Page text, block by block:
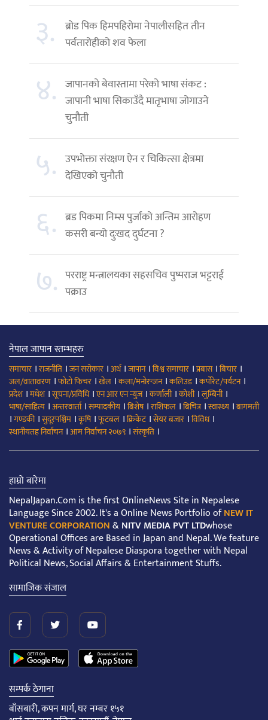
३.
ब्रोड पिक हिमपहिरोमा नेपालीसहित तीन
पर्वतारोहीको शव फेला
४. जापानको बेवास्तामा परेको भाषा संकट :
जापानी भाषा सिकाउँदै मातृभाषा जोगाउने
चुनौती
५. उपभोक्ता संरक्षण ऐन र चिकित्सा क्षेत्रमा
देखिएको चुनौती
६. ब्रड पिकमा निम्स पुर्जाको अन्तिम आरोहण
कसरी बन्यो दुःखद दुर्घटना ?
७. परराष्ट्र मन्त्रालयका सहसचिव पुष्पराज भट्टराई
पक्राउ
नेपाल जापान स्तम्भहरु
समाचार ।राजनीति ।जन सरोकार ।अर्थ।जापान।विश्व समाचार ।प्रबास।बिचार ।
जल/वातावरण ।फोटो फिचर ।खेल ।कला/मनोरन्जन।कलिउड।कर्पोरेट/पर्यटन।
प्रदेश।मधेश।सूचना/प्रविधि।एन आर एन न्युज।कर्णाली।कोशी।लुम्बिनी।
भाषा/साहित्य ।अन्तरवार्ता।सम्पादकीय ।बिशेष।राशिफल ।बिचित्र।स्वास्थ्य ।बागमती
।गण्डकी।सुदूरपश्चिम ।कृषि।फूटबल ।क्रिकेट।सेयर बजार ।विविध।
स्थानीयतह निर्वाचन।आम निर्वाचन २०७९ ।संस्कृति ।
हाम्रो बारेमा
NepalJapan.Com is the first OnlineNews Site in Nepalese
Language Since 2002. It's a Online News Portfolio ofNEW IT
VENTURE CORPORATION&NITV MEDIA PVT LTDwhose
Operational Offices are Based in Japan and Nepal. We feature
News & Activity of Nepalese Diaspora together with Nepal
Political News, Social Affairs & Entertainment Stuffs.
सामाजिक संजाल
सम्पर्क ठेगाना
बाँसबारी, कपन मार्ग, घर नम्बर १५१